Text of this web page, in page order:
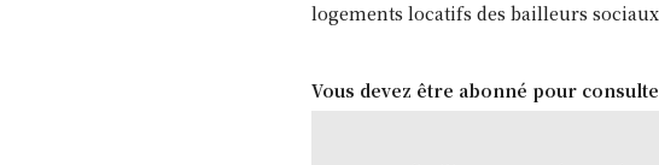
logements locatifs des bailleurs
Vous devez être abonné pour